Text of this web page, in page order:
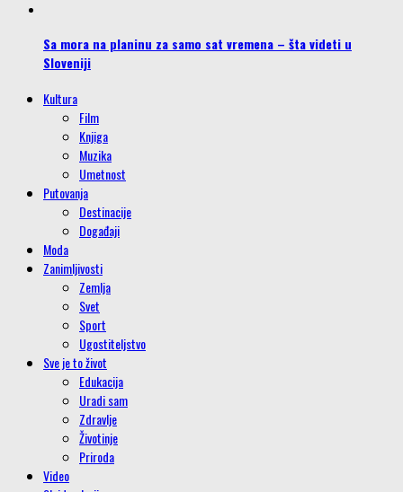
Sa mora na planinu za samo sat vremena – šta videti u
Sloveniji
Kultura
Film
Knjiga
Muzika
Umetnost
Putovanja
Destinacije
Događaji
Moda
Zanimljivosti
Zemlja
Svet
Sport
Ugostiteljstvo
Sve je to život
Edukacija
Uradi sam
Zdravlje
Životinje
Priroda
Video